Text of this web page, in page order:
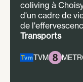
coliving à
d'un cadre de
de
Transports
TVM